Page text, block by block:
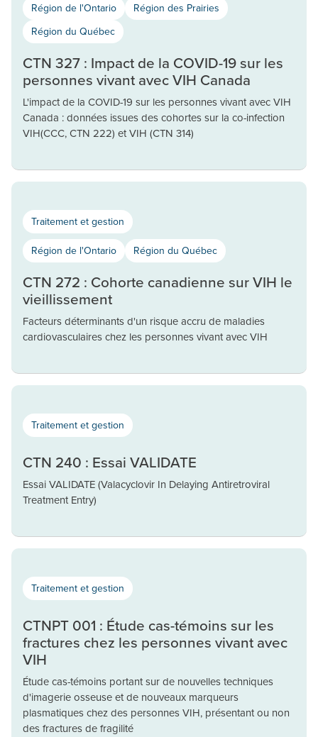
Région de l'Ontario
Région des Prairies
Région du Québec
CTN 327 : Impact de la COVID-19 sur les
personnes vivant avec VIH Canada
L'impact de la COVID-19 sur les personnes vivant avec VIH
Canada : données issues des cohortes sur la co-infection
VIH(CCC, CTN 222) et VIH (CTN 314)
Traitement et gestion
Région de l'Ontario Région du Québec
CTN 272 : Cohorte canadienne sur VIH le
vieillissement
Facteurs déterminants d'un risque accru de maladies
cardiovasculaires chez les personnes vivant avec VIH
Traitement et gestion
CTN 240 : Essai VALIDATE
Essai VALIDATE (Valacyclovir In Delaying Antiretroviral
Treatment Entry)
Traitement et gestion
CTNPT 001 : Étude cas-témoins sur les
fractures chez les personnes vivant avec
VIH
Étude cas-témoins portant sur de nouvelles techniques
d'imagerie osseuse et de nouveaux marqueurs
plasmatiques chez des personnes VIH, présentant ou non
des fractures de fragilité